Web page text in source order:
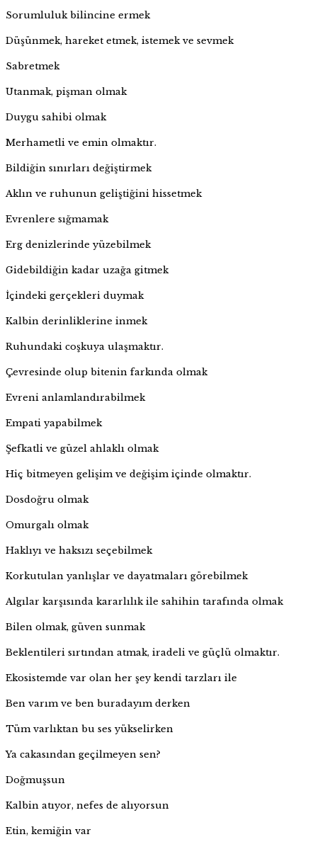
Sorumluluk bilincine ermek
Düşünmek, hareket etmek, istemek ve sevmek
Sabretmek
Utanmak, pişman olmak
Duygu sahibi olmak
Merhametli ve emin olmaktır.
Bildiğin sınırları değiştirmek
Aklın ve ruhunun geliştiğini hissetmek
Evrenlere sığmamak
Erg denizlerinde yüzebilmek
Gidebildiğin kadar uzağa gitmek
İçindeki gerçekleri duymak
Kalbin derinliklerine inmek
Ruhundaki coşkuya ulaşmaktır.
Çevresinde olup bitenin farkında olmak
Evreni anlamlandırabilmek
Empati yapabilmek
Şefkatli ve güzel ahlaklı olmak
Hiç bitmeyen gelişim ve değişim içinde olmaktır.
Dosdoğru olmak
Omurgalı olmak
Haklıyı ve haksızı seçebilmek
Korkutulan yanlışlar ve dayatmaları görebilmek
Algılar karşısında kararlılık ile sahihin tarafında olmak
Bilen olmak, güven sunmak
Beklentileri sırtından atmak, iradeli ve güçlü olmaktır.
Ekosistemde var olan her şey kendi tarzları ile
Ben varım ve ben buradayım derken
Tüm varlıktan bu ses yükselirken
Ya cakasından geçilmeyen sen?
Doğmuşsun
Kalbin atıyor, nefes de alıyorsun
Etin, kemiğin var